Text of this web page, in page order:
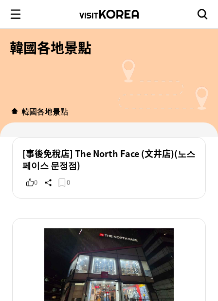
韓國各地景點
韓國各地景點
[事後免稅店] The North Face (文井店)(노스
페이스 문정점)
0 0